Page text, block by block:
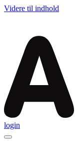
Videre til indhold
login